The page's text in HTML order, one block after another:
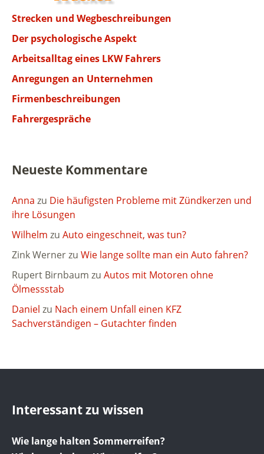
Strecken und Wegbeschreibungen
Der psychologische Aspekt
Arbeitsalltag eines LKW Fahrers
Anregungen an Unternehmen
Firmenbeschreibungen
Fahrergespräche
Neueste Kommentare
Anna zu Die häufigsten Probleme mit Zündkerzen und
ihre Lösungen
Wilhelm zu Auto eingeschneit, was tun?
Zink Wernerzu Wie lange sollte man ein Auto fahren?
Rupert Birnbaum zu Autos mit Motoren ohne
Ölmessstab
Daniel zu Nach einem Unfall einen KFZ
Sachverständigen – Gutachter finden
Interessant zu wissen
Wie lange halten Sommerreifen?